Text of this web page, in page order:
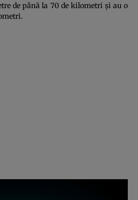
de până la 70 de kilometri şi au o